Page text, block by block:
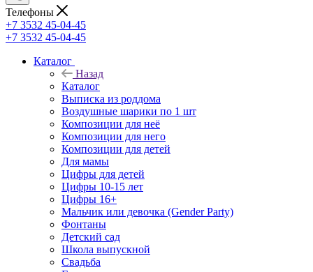
Телефоны
+7 3532 45-04-45
+7 3532 45-04-45
Каталог
Назад
Каталог
Выписка из роддома
Воздушные шарики по 1 шт
Композиции для неё
Композиции для него
Композиции для детей
Для мамы
Цифры для детей
Цифры 10-15 лет
Цифры 16+
Мальчик или девочка (Gender Party)
Фонтаны
Детский сад
Школа выпускной
Свадьба